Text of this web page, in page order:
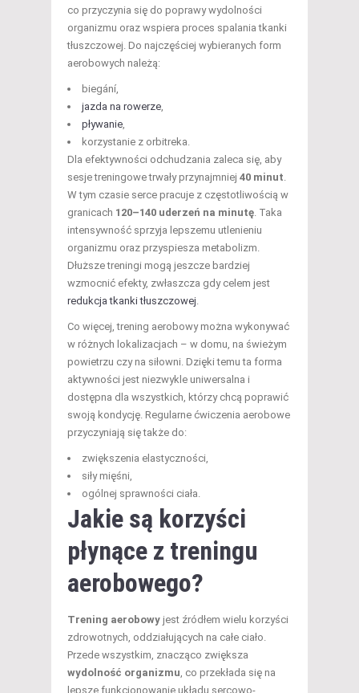
co przyczynia się do poprawy wydolności
organizmu oraz wspiera proces spalania tkanki
tłuszczowej. Do najczęściej wybieranych form
aerobowych należą:
biegání,
jazda na rowerze,
pływanie,
korzystanie z orbitreka.
Dla efektywności odchudzania zaleca się, aby
sesje treningowe trwały przynajmniej 40 minut.
W tym czasie serce pracuje z częstotliwością w
granicach 120–140 uderzeń na minutę. Taka
intensywność sprzyja lepszemu utlenieniu
organizmu oraz przyspiesza metabolizm.
Dłuższe treningi mogą jeszcze bardziej
wzmocnić efekty, zwłaszcza gdy celem jest
redukcja tkanki tłuszczowej.
Co więcej, trening aerobowy można wykonywać
w różnych lokalizacjach – w domu, na świeżym
powietrzu czy na siłowni. Dzięki temu ta forma
aktywności jest niezwykle uniwersalna i
dostępna dla wszystkich, którzy chcą poprawić
swoją kondycję. Regularne ćwiczenia aerobowe
przyczyniają się także do:
zwiększenia elastyczności,
siły mięśni,
ogólnej sprawności ciała.
Jakie są korzyści
płynące z treningu
aerobowego?
Trening aerobowy jest źródłem wielu korzyści
zdrowotnych, oddziałujących na całe ciało.
Przede wszystkim, znacząco zwiększa
wydolność organizmu, co przekłada się na
lepsze funkcjonowanie układu sercowo-